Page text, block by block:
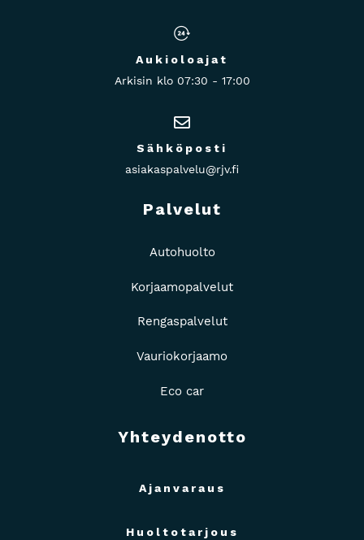
Aukioloajat
Arkisin klo 07:30 - 17:00
Sähköposti
asiakaspalvelu@rjv.fi
Palvelut
Autohuolto
Korjaamopalvelut
Rengaspalvelut
Vauriokorjaamo
Eco car
Yhteydenotto
Ajanvaraus
Huoltotarjous